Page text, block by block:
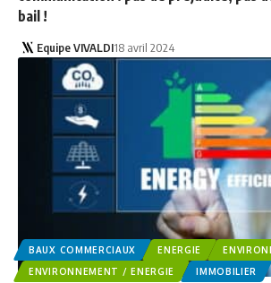
bail !
Equipe VIVALDI18 avril 2024
BAUX COMMERCIAUX ENERGIE
ENVIRONNEMENT / ENERGIE
IMMOBILIER